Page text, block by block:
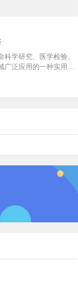
科学研究、医学检验、
广泛应用的一种实用工